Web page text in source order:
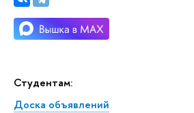
Студентам:
Доска объявлений